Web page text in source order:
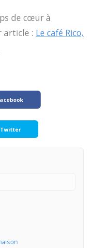
de cœur à
article : Le café Rico,